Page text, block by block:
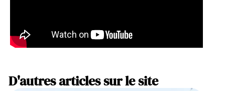
D'autres articles sur le site